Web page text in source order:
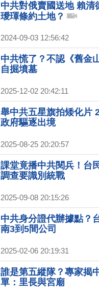
中共對俄賣國送地 賴清
璦琿條約土地？
2024-09-03 12:56:42
中共慌了？不認《舊金
自掘墳墓
2025-12-02 20:42:11
舉中共五星旗拍矮化片
政府驅逐出境
2025-08-25 20:20:57
課堂竟播中共閱兵！台
調查要識別統戰
2025-09-08 20:15:26
中共身分證代辦據點？
南3到5間公司
2025-02-06 20:19:31
誰是第五縱隊？專家揭
單：里長與宮廟